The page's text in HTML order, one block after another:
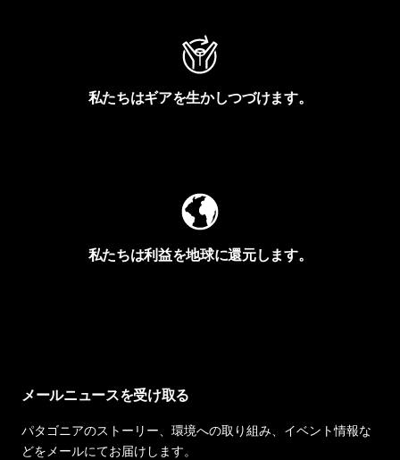
私たちはギアを生かしつづけます。
私たちは利益を地球に還元します。
メールニュースを受け取る
パタゴニアのストーリー、環境への取り組み、イベント情報な
どをメールにてお届けします。